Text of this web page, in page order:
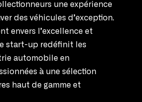
une expérience
des véhicules d’exception.
envers l’excellence et
start-up redéfinit les
automobile en
à une sélection
haut de gamme et